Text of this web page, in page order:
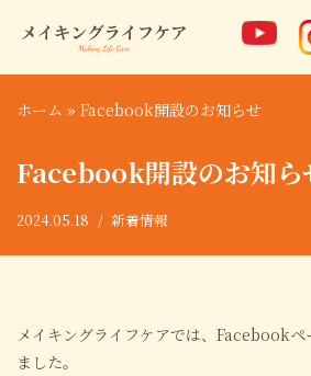
テ
ツ
ス
キ
ホーム » Facebook開設のお知らせ
Facebook開設のお知ら
2024.05.18 新着情報
メイキングライフケアでは、Facebook
ました。